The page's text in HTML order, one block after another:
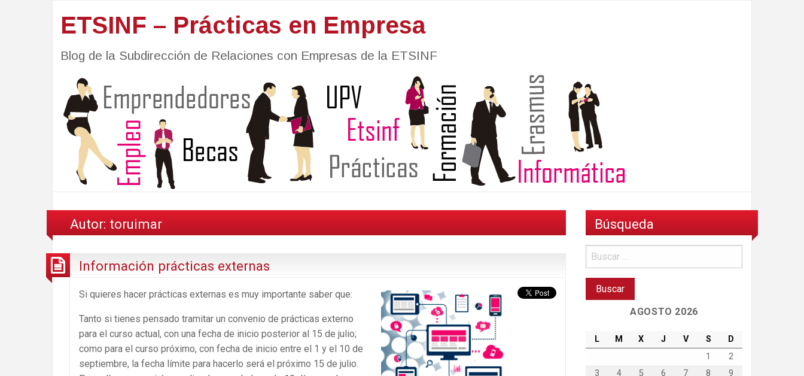
ETSINF – Prácticas en Empresa
Blog de la Subdirección de Relaciones con Empresas de la ETSINF
Autor: toruimar
Información prácticas externas
Si quieres hacer prácticas externas es muy importante saber que:
Tanto si tienes pensado tramitar un convenio de prácticas externo
para el curso actual, con una fecha de inicio posterior al 15 de julio;
como para el curso próximo, con fecha de inicio entre el 1 y el 10 de
septiembre, la fecha límite para hacerlo será el próximo 15 de julio.
Búsqueda
AGOSTO 2026
L M X J V S
D
1
2
3
4 5 6 7 8
9